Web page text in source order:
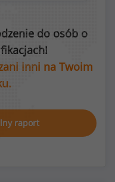
do osób o
inni na Twoim
raport